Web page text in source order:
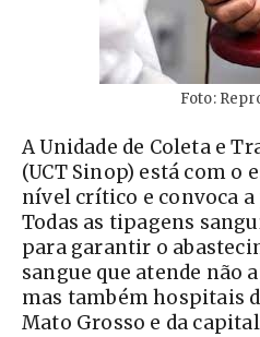
Foto:
A Unidade de Coleta e
(UCT Sinop) está com o
nível crítico e convoca
Todas as tipagens
para garantir o
sangue que atende não
mas também hospitais
Mato Grosso e da capital